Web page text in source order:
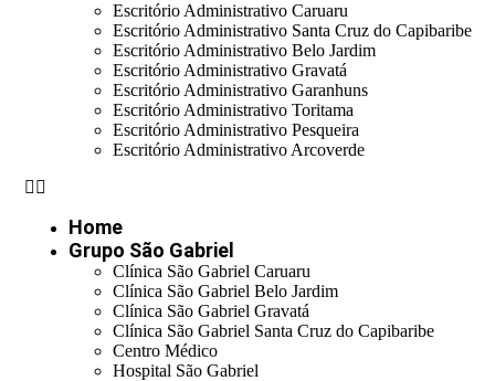
Escritório Administrativo Caruaru
Escritório Administrativo Santa Cruz do Capibaribe
Escritório Administrativo Belo Jardim
Escritório Administrativo Gravatá
Escritório Administrativo Garanhuns
Escritório Administrativo Toritama
Escritório Administrativo Pesqueira
Escritório Administrativo Arcoverde
Home
Grupo São Gabriel
Clínica São Gabriel Caruaru
Clínica São Gabriel Belo Jardim
Clínica São Gabriel Gravatá
Clínica São Gabriel Santa Cruz do Capibaribe
Centro Médico
Hospital São Gabriel